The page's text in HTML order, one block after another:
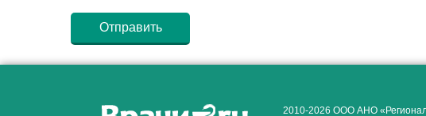
2010-2026 ООО АНО